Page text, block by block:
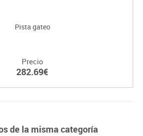
Pista gateo
Precio
282.69€
de la misma categoría